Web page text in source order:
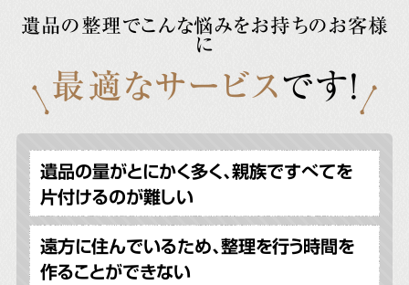
遺品の整理でこんな悩みをお持ちのお客様
に
最適なサービスです!
遺品の量がとにかく多く、親族ですべてを
片付けるのが難しい
遠方に住んでいるため、整理を行う時間を
作ることができない